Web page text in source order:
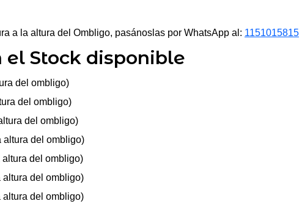
a la altura del Ombligo, pasánoslas por WhatsApp al: 1151015815
el Stock disponible
del ombligo)
del ombligo)
del ombligo)
altura del ombligo)
altura del ombligo)
altura del ombligo)
altura del ombligo)